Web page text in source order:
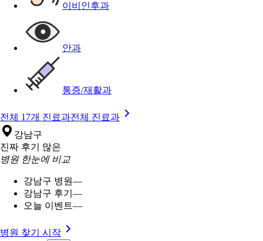
이비인후과
안과
통증/재활과
전체 17개 진료과전체 진료과
강남구
진짜 후기 많은
병원 한눈에 비교
강남구 병원—
강남구 후기 —
오늘 이벤트—
병원 찾기 시작